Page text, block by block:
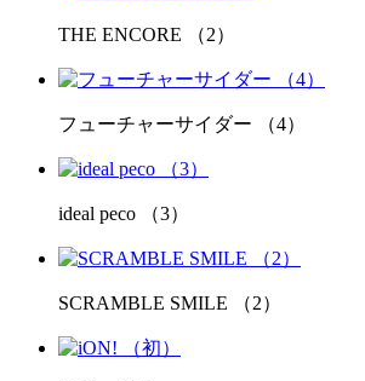
THE ENCORE （2）
フューチャーサイダー （4）
ideal peco （3）
SCRAMBLE SMILE （2）